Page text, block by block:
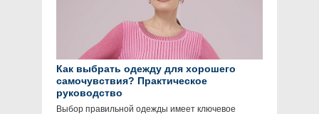
Как выбрать одежду для хорошего
самочувствия? Практическое
руководство
Выбор правильной одежды имеет ключевое